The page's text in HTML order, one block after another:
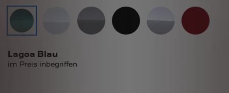
Lagoa Blau
im Preis inbegriffen